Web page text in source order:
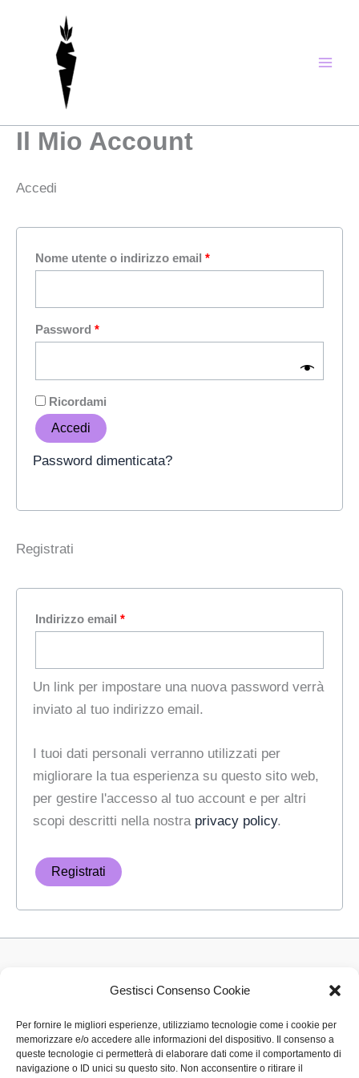
Gestisci Consenso Cookie
Per fornire le migliori esperienze, utilizziamo tecnologie come i cookie per
memorizzare e/o accedere alle informazioni del dispositivo. Il consenso a
queste tecnologie ci permetterà di elaborare dati come il comportamento di
navigazione o ID unici su questo sito. Non acconsentire o ritirare il
contenuto
Il Mio Account
Accedi
Nome utente o indirizzo email *
Password *
Ricordami
Accedi
Password dimenticata?
Registrati
Indirizzo email *
Un link per impostare una nuova password verrà
inviato al tuo indirizzo email.
I tuoi dati personali verranno utilizzati per
migliorare la tua esperienza su questo sito web,
per gestire l'accesso al tuo account e per altri
scopi descritti nella nostra privacy policy.
Registrati
Privacy Policy
Contatti
Area riservata esercente ecommerce